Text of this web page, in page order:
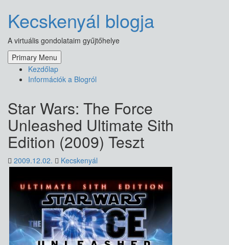
content
Kecskenyál blogja
A virtuális gondolataim gyűjtőhelye
Primary Menu
Kezdőlap
Információk a Blogról
Star Wars: The Force
Unleashed Ultimate Sith
Edition (2009) Teszt
2009.12.02. Kecskenyál